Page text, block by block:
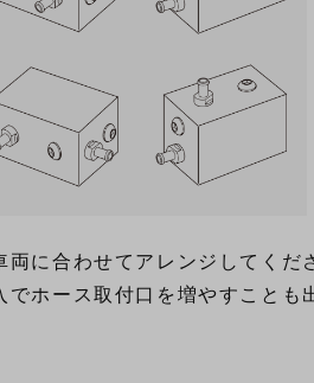
に合わせてアレンジしてくださ
ホース取付口を増やすことも